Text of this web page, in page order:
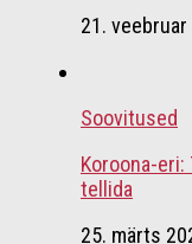
21. veebruar
Soovitused
Koroona-
tellida
25. märts